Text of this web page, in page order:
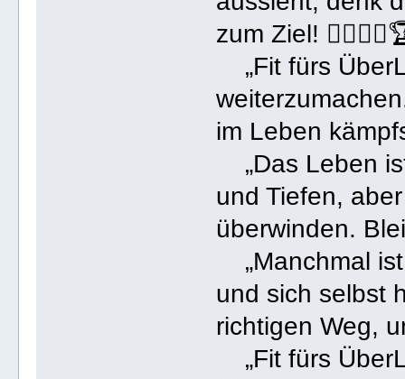
zum Ziel!
„Fit fürs
im Leben
„Das Leben
und Tiefen,
überwinden.
„Manchmal
und sich selbst
richtigen Weg,
„Fit fürs